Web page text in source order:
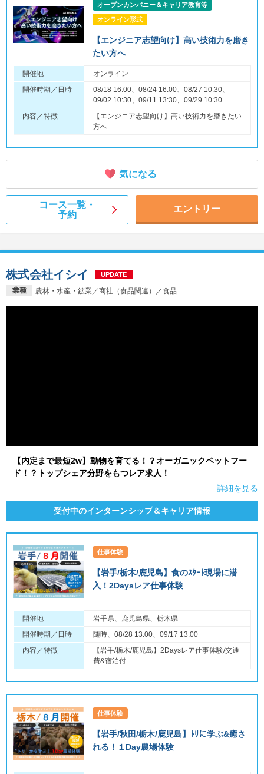
オープンカンパニー＆キャリア教育等
オンライン形式
【エンジニア志望向け】高い技術力を磨き
たい方へ
開催地
オンライン
開催時期／日時
08/18 16:00、08/24 16:00、08/27 10:30、
09/02 10:30、09/11 13:30、09/29 10:30
内容／特徴
【エンジニア志望向け】高い技術力を磨きたい
方へ
気になる
コース一覧・
予約
エントリー
業種 農林・水産・鉱業／商社（食品関連）／食品
株式会社イシイ UPDATE
【内定まで最短2w】動物を育てる！？オーガニックペットフー
ド！？トップシェア分野をもつレア求人！
詳細を見る
受付中のインターンシップ＆キャリア情報
仕事体験
【岩手/栃木/鹿児島】食のｽﾀｰﾄ現場に潜
入！2Daysレア仕事体験
開催地
岩手県、鹿児島県、栃木県
開催時期／日時
随時、08/28 13:00、09/17 13:00
内容／特徴
【岩手/栃木/鹿児島】2Daysレア仕事体験/交通
費&宿泊付
仕事体験
【岩手/秋田/栃木/鹿児島】ﾄﾘに学ぶ&癒さ
れる！１Day農場体験